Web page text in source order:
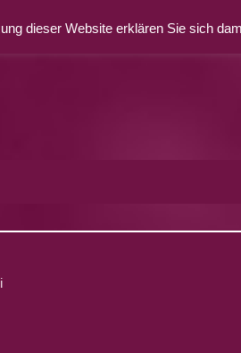
dieser Website erklären Sie sich